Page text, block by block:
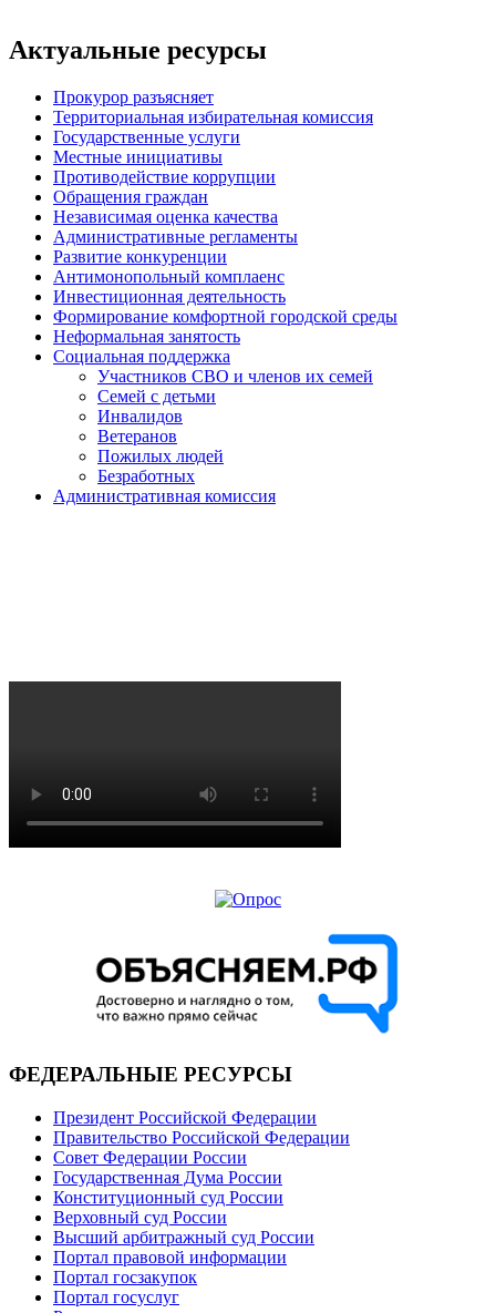
Актуальные ресурсы
Прокурор разъясняет
Территориальная избирательная комиссия
Государственные услуги
Местные инициативы
Противодействие коррупции
Обращения граждан
Независимая оценка качества
Административные регламенты
Развитие конкуренции
Антимонопольный комплаенс
Инвестиционная деятельность
Формирование комфортной городской среды
Неформальная занятость
Социальная поддержка
Участников СВО и членов их семей
Семей с детьми
Инвалидов
Ветеранов
Пожилых людей
Безработных
Административная комиссия
ФЕДЕРАЛЬНЫЕ РЕСУРСЫ
Президент Российской Федерации
Правительство Российской Федерации
Совет Федерации России
Государственная Дума России
Конституционный суд России
Верховный суд России
Высший арбитражный суд России
Портал правовой информации
Портал госзакупок
Портал госуслуг